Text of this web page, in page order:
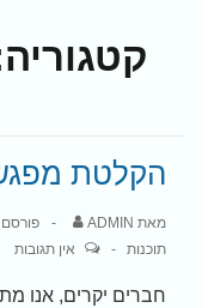
קטגוריה:
הקלטת מפגש
מאתADMIN פורסם
תוכנות
אין תגובות
חברים יקרים, אנו